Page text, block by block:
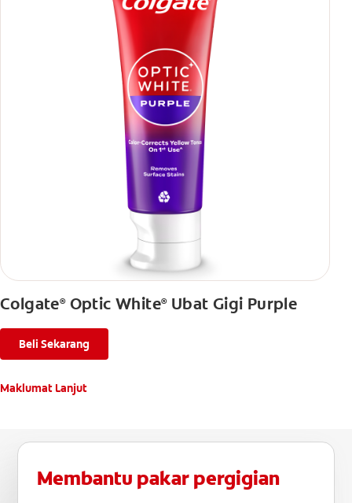
Colgate®Optic White®Ubat Gigi Purple
Beli Sekarang
Maklumat Lanjut
Membantu pakar pergigian